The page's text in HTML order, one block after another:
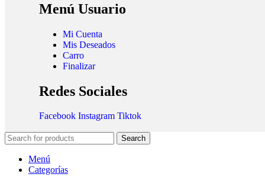
Menú Usuario
Mi Cuenta
Mis Deseados
Carro
Finalizar
Redes Sociales
Facebook Instagram Tiktok
Search
Menú
Categorías